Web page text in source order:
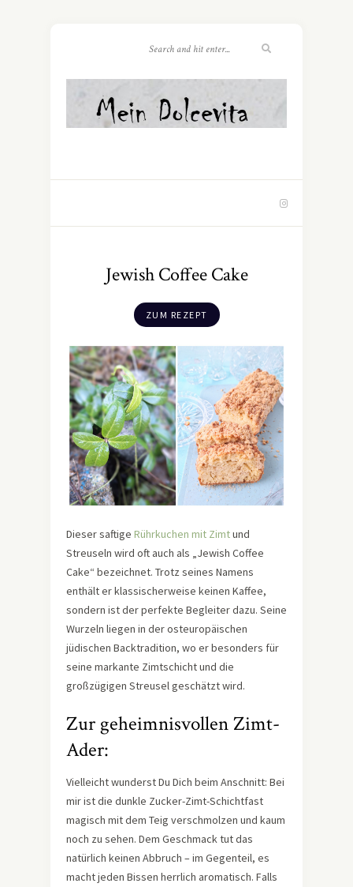
Jewish Coffee Cake
ZUM REZEPT
Dieser saftige Rührkuchen mit Zimtund
Streuseln wird oft auch als „Jewish Coffee
Cake“ bezeichnet. Trotz seines Namens
enthält er klassischerweise keinen Kaffee,
sondern ist der perfekte Begleiter dazu. Seine
Wurzeln liegen in der osteuropäischen
jüdischen Backtradition, wo er besonders für
seine markante Zimtschicht und die
großzügigen Streusel geschätzt wird.
Zur geheimnisvollen Zimt-
Ader:
Vielleicht wunderst Du Dich beim Anschnitt: Bei
mir ist die dunkle Zucker-Zimt-Schichtfast
magisch mit dem Teig verschmolzen und kaum
noch zu sehen. Dem Geschmack tut das
natürlich keinen Abbruch – im Gegenteil, es
macht jeden Bissen herrlich aromatisch. Falls